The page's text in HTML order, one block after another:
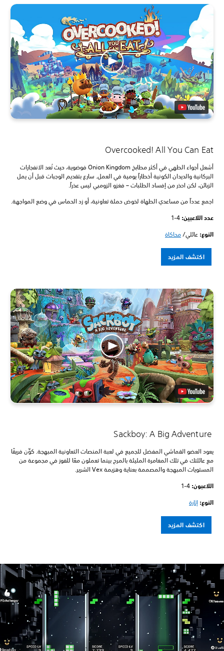
Overcooked! All You Can Eat
أشعل أجواء الطهي في أكثر مطابخ Onion Kingdom فوضوية، حيث تُعد الانفجارات
البركانية والديدان الكونية أخطاراً يومية في العمل. سارع بتقديم الوجبات قبل أن يمل
الزبائن، لكن احذر من إفساد الطلبات – فغزو الزومبي ليس عذراً.
اجمع عدداً من مساعدي الطهاة لخوض حملة تعاونية، أو زد الحماس في وضع المواجهة.
عدد اللاعبين: ‏ 1-4
النوع: عائلي/محاكاة
اكتشف المزيد
Sackboy: A Big Adventure
يعود العضو القماشي المفضل للجميع في لعبة المنصات التعاونية المبهجة. كوِّن فريقًا
مع عائلتك في تلك المغامرة المليئة بالمرح بينما تعملون معًا للفوز في مجموعة من
المستويات المبهجة والمصممة بعناية وهزيمة Vex الشرير.
اللاعبون:‏
النوع: إثارة
اكتشف المزيد